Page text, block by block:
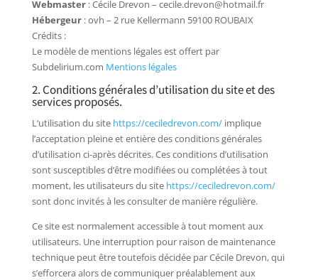
Webmaster: Cécile Drevon – cecile.drevon@hotmail.fr
Hébergeur: ovh – 2 rue Kellermann 59100 ROUBAIX
Crédits :
Le modèle de mentions légales est offert par
Subdelirium.com Mentions légales
2. Conditions générales d’utilisation du site et des
services proposés.
L’utilisation du site https://ceciledrevon.com/implique
l’acceptation pleine et entière des conditions générales
d’utilisation ci-après décrites. Ces conditions d’utilisation
sont susceptibles d’être modifiées ou complétées à tout
moment, les utilisateurs du site https://ceciledrevon.com/
sont donc invités à les consulter de manière régulière.
Ce site est normalement accessible à tout moment aux
utilisateurs. Une interruption pour raison de maintenance
technique peut être toutefois décidée par Cécile Drevon, qui
s’efforcera alors de communiquer préalablement aux